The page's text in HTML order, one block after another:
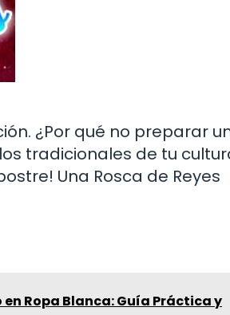
¿Por qué no preparar
tradicionales de tu
Una Rosca de Reyes
Ropa Blanca: Guía Práctica y